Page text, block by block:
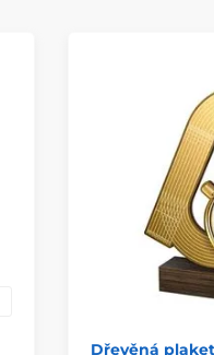
Dřevěná